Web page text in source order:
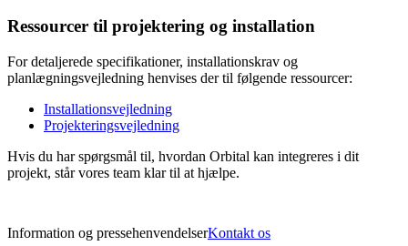
Ressourcer til projektering og installation
For detaljerede specifikationer, installationskrav og
planlægningsvejledning henvises der til følgende ressourcer:
Installationsvejledning
Projekteringsvejledning
Hvis du har spørgsmål til, hvordan Orbital kan integreres i dit
projekt, står vores team klar til at hjælpe.
Information og pressehenvendelserKontakt os